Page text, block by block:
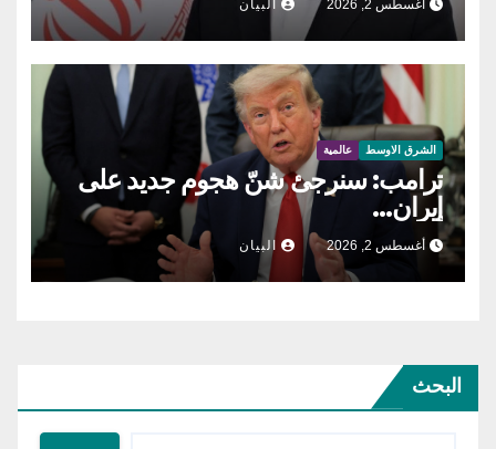
أغسطس 2, 2026 البيان
الشرق الاوسط عالمية
ترامب: سنرجئ شنّ هجوم جديد على
إيران…
أغسطس 2, 2026 البيان
البحث